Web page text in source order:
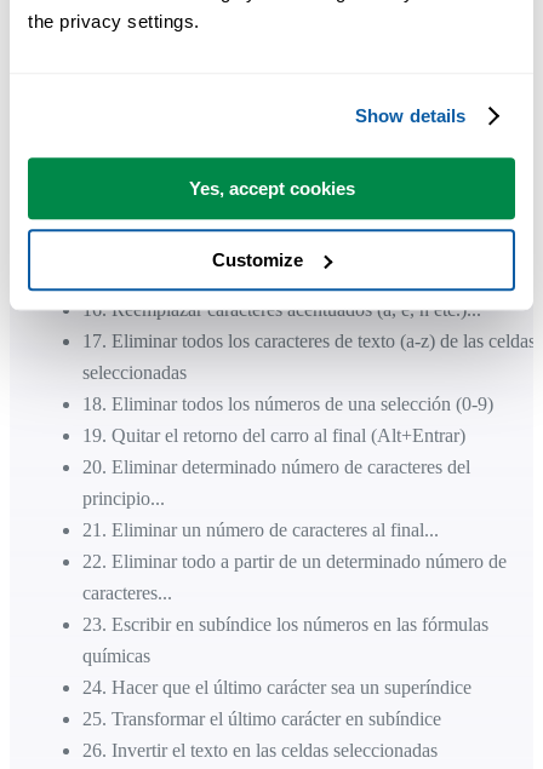
the privacy settings.
Show details
Yes, accept cookies
Customize
7.Cambiar mayúsculas y minúsculas (sin opciones)...
Eliminar espacios iniciales y finales
Eliminar saltos de línea iniciales y finales
13.Limpiar datos y aplicar formato...
16.Reemplazar caracteres acentuados (á, ë, ñ etc.)...
17. Eliminar todos los caracteres de texto (a-z) de las celdas
seleccionadas
18. Eliminar todos los números de una selección (0-9)
19. Quitar el retorno del carro al final (Alt+Entrar)
20. Eliminar determinado número de caracteres del
principio...
21 . Eliminar un número de caracteres al final...
22. Eliminar todo a partir de un determinado número de
caracteres...
23. Escribir en subíndice los números en las fórmulas
químicas
24. Hacer que el último carácter sea un superíndice
25. Transformar el último carácter en subíndice
26. Invertir el texto en las celdas seleccionadas